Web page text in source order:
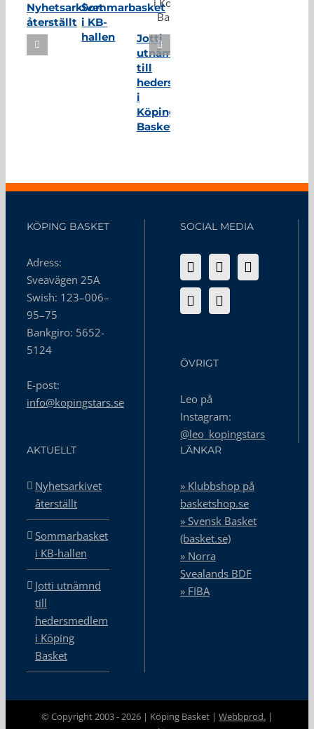
Nyhetsarkivet
återställt
Sommarbasket
i KB-
hallen
Jotti
utnämnd
till
hedersmedlem
i
Köping
Basket
KÖPING BASKET
Adress:
Sveavägen 25A
Swish: 123–006–
95–75
Bankgiro: 5652-
5124
E-post:
info@kopingstars.se
SOCIAL MEDIA
ÖVRIGT
Leo på
Instagram:
@leo_kopingstars
AKTUELLT
Nyhetsarkivet
återställt
Sommarbasket
i KB-hallen
Jotti utnämnd
till
hedersmedlem
i Köping
Basket
LÄNKAR
» Klubbshop på
basketshop.se
» Svensk Basket
(basket.se)
» Norra
Svealands BDF
» FIBA
© Copyright 2003 -2026 | Köping Basket | Webbprod. |